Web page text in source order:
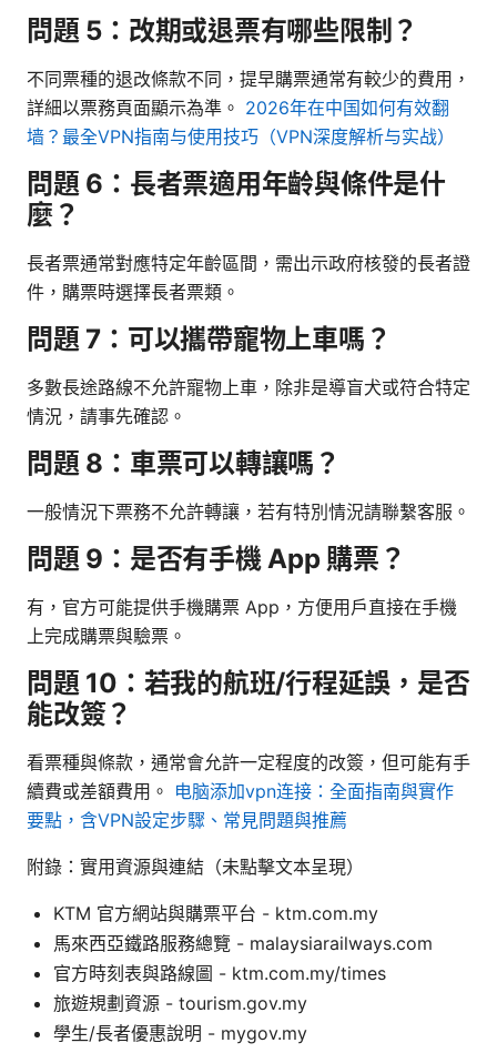
問題 5：改期或退票有哪些限制？
不同票種的退改條款不同，提早購票通常有較少的費用，
詳細以票務頁面顯示為準。 2026年在中国如何有效翻
墙？最全VPN指南与使用技巧（VPN深度解析与实战）
問題 6：長者票適用年齡與條件是什
麼？
長者票通常對應特定年齡區間，需出示政府核發的長者證
件，購票時選擇長者票類。
問題 7：可以攜帶寵物上車嗎？
多數長途路線不允許寵物上車，除非是導盲犬或符合特定
情況，請事先確認。
問題 8：車票可以轉讓嗎？
一般情況下票務不允許轉讓，若有特別情況請聯繫客服。
問題 9：是否有手機 App 購票？
有，官方可能提供手機購票 App，方便用戶直接在手機
上完成購票與驗票。
問題 10：若我的航班/行程延誤，是否
能改簽？
看票種與條款，通常會允許一定程度的改簽，但可能有手
續費或差額費用。 电脑添加vpn连接：全面指南與實作
要點，含VPN設定步驟、常見問題與推薦
附錄：實用資源與連結（未點擊文本呈現）
KTM 官方網站與購票平台 - ktm.com.my
馬來西亞鐵路服務總覽 - malaysiarailways.com
官方時刻表與路線圖 - ktm.com.my/times
旅遊規劃資源 - tourism.gov.my
學生/長者優惠說明 - mygov.my